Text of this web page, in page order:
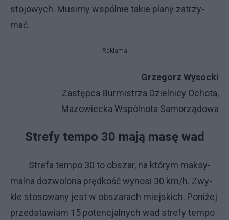
sto­jo­wy­ch. Mu­si­my wspól­nie ta­kie pla­ny za­trzy­
mać.
Reklama
Grze­go­rz Wy­soc­ki
Za­stęp­ca Bur­mi­strza Dziel­ni­cy Ocho­ta,
Ma­zo­wiec­ka Wspól­no­ta Sa­mo­rzą­do­wa
Stre­fy tem­po 30 ma­ją ma­sę wad
Stre­fa tem­po 30 to ob­szar, na któ­rym mak­sy­
mal­na do­zwo­lo­na pręd­ko­ść wy­no­si 30 km/h. Zwy­
kle sto­so­wa­ny je­st w ob­sza­ra­ch miej­ski­ch. Po­ni­żej
przed­sta­wiam 15 po­ten­cjal­ny­ch wad stre­fy tem­po